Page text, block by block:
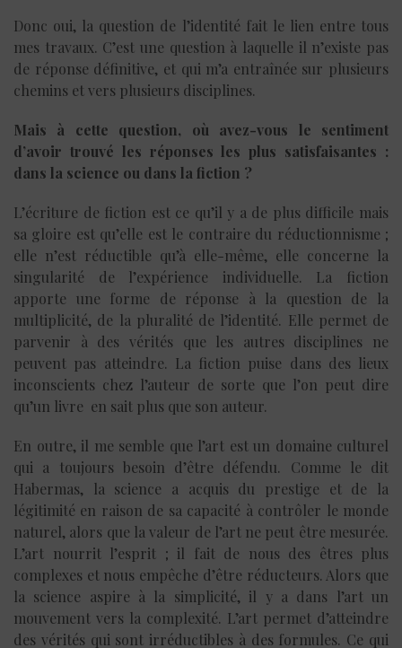
Donc oui, la question de l’identité fait le lien entre tous
mes travaux. C’est une question à laquelle il n’existe pas
de réponse définitive, et qui m’a entraînée sur plusieurs
chemins et vers plusieurs disciplines.
Mais à cette question, où avez-vous le sentiment
d’avoir trouvé les réponses les plus satisfaisantes :
dans la science ou dans la fiction ?
L’écriture de fiction est ce qu’il y a de plus difficile mais
sa gloire est qu’elle est le contraire du réductionnisme ;
elle n’est réductible qu’à elle-même, elle concerne la
singularité de l’expérience individuelle. La fiction
apporte une forme de réponse à la question de la
multiplicité, de la pluralité de l’identité. Elle permet de
parvenir à des vérités que les autres disciplines ne
peuvent pas atteindre. La fiction puise dans des lieux
inconscients chez l’auteur de sorte que l’on peut dire
qu’un livre en sait plus que son auteur.
En outre, il me semble que l’art est un domaine culturel
qui a toujours besoin d’être défendu. Comme le dit
Habermas, la science a acquis du prestige et de la
légitimité en raison de sa capacité à contrôler le monde
naturel, alors que la valeur de l’art ne peut être mesurée.
L’art nourrit l’esprit ; il fait de nous des êtres plus
complexes et nous empêche d’être réducteurs. Alors que
la science aspire à la simplicité, il y a dans l’art un
mouvement vers la complexité. L’art permet d’atteindre
des vérités qui sont irréductibles à des formules. Ce qui